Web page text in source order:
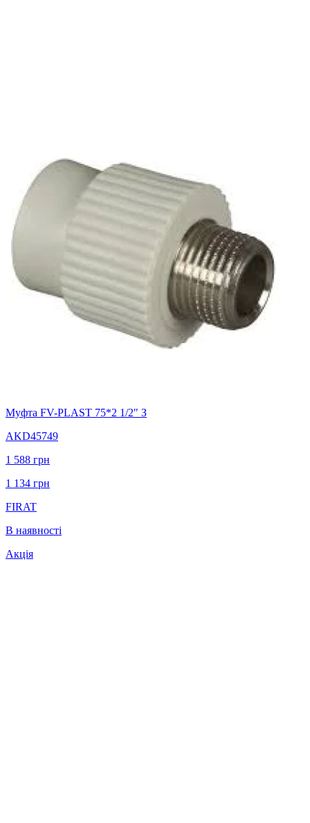
Муфта FV-PLAST 75*2 1/2" З
AKD45749
1 588 грн
1 134 грн
FIRAT
В наявності
Акція